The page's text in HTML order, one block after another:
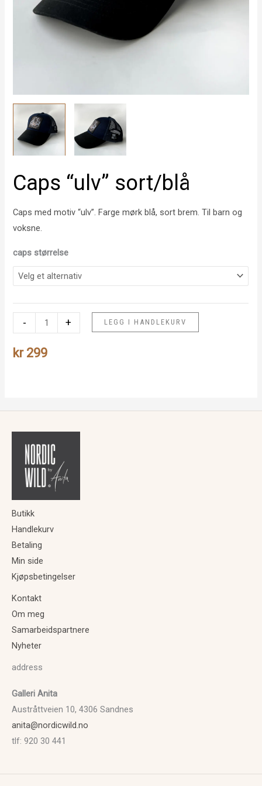
Caps “ulv” sort/blå
Caps med motiv “ulv”. Farge mørk blå, sort brem. Til barn og
voksne.
caps størrelse
-
"ulv"
sort/blå
+ LEGG I HANDLEKURV
kr299
Butikk
Handlekurv
Betaling
Min side
Kjøpsbetingelser
Kontakt
Om meg
Samarbeidspartnere
Nyheter
address
Galleri Anita
Austråttveien 10, 4306 Sandnes
anita@nordicwild.no
tlf: 920 30 441